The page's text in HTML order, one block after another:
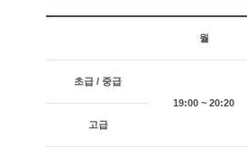
월
초급 / 중급
19:00 ~ 20:20
고급